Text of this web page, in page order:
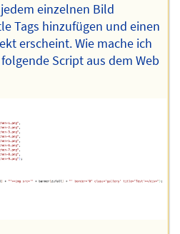
einzelnen Bild
Tags hinzufügen und einen
erscheint. Wie mache ich
Script aus dem Web